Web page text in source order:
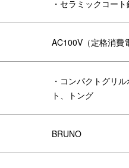
プレートです。
み料理が愉しめるセラミック
・セラミックコー
AC100V（定格消費
・コンパクトグリ
ト、トング
BRUNO